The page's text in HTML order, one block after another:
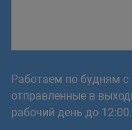
Работаем по будням с
отправленные в
рабочий день до 12:00.